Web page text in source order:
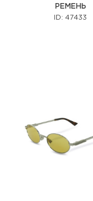
РЕМЕНЬ
ID: 47433